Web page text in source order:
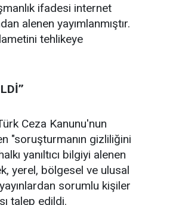
ifadesi internet
alenen yayımlanmıştır.
tehlikeye
Ceza Kanunu'nun
"soruşturmanın gizliliğini
yanıltıcı bilgiyi alenen
yerel, bölgesel ve ulusal
sorumlu kişiler
talep edildi.